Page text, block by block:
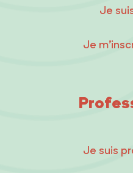
Je
Je
Je suis